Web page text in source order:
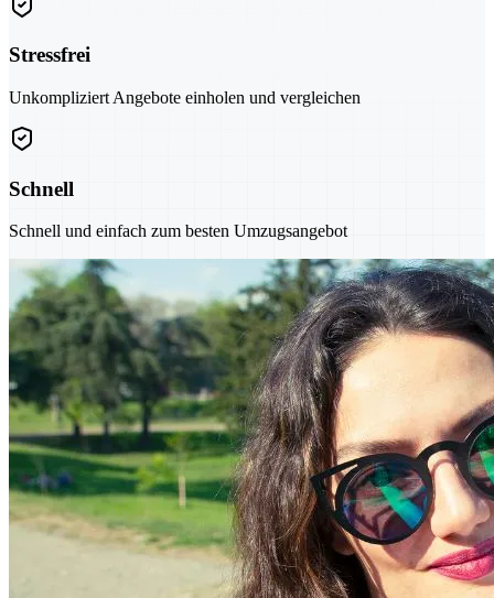
Stressfrei
Unkompliziert Angebote einholen und vergleichen
Schnell
Schnell und einfach zum besten Umzugsangebot